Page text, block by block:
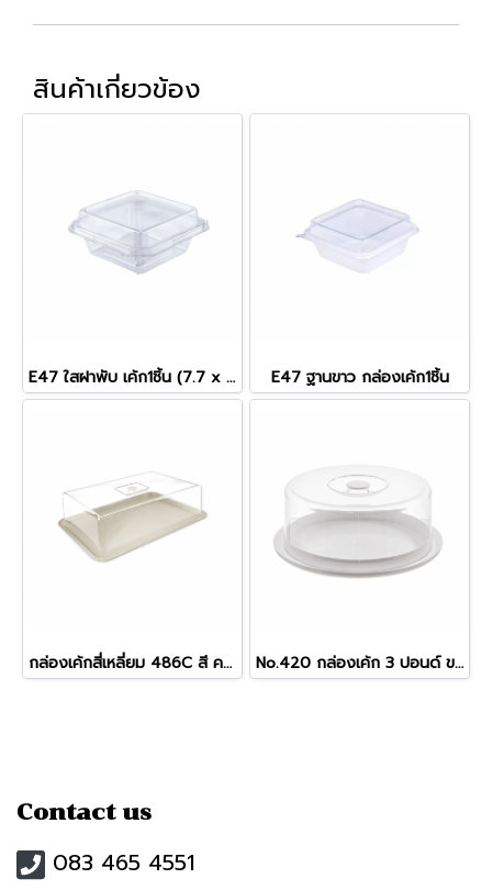
สินค้าเกี่ยวข้อง
E47 ใสฝาพับ เค้ก1ชิ้น (7.7 x 7.7 x 4.0 cm.) E47 ฐานขาว กล่องเค้ก1ชิ้น
กล่องเค้กสี่เหลี่ยม 486C สี ครีม No.420 กล่องเค้ก 3 ปอนด์ ขาว
Contact us
083 465 4551